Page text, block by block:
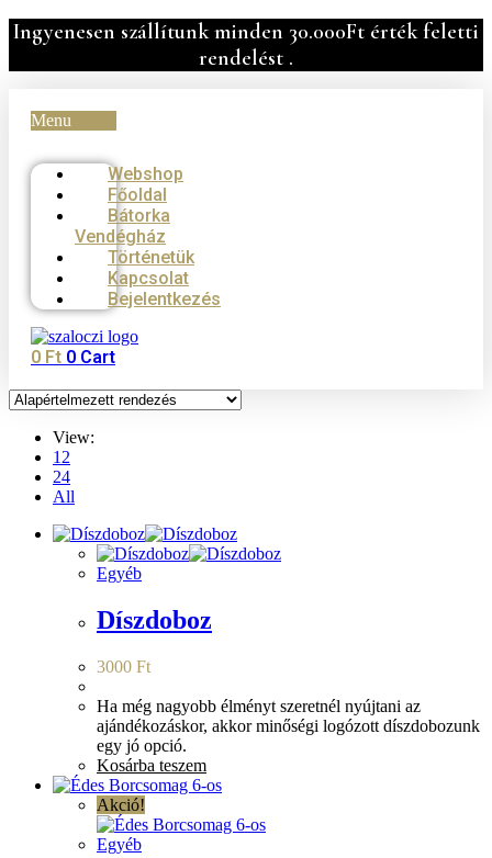
Skip
Ingyenesen szállítunk minden 30.000Ft érték feletti
rendelést .
Menu
Webshop
Főoldal
Bátorka
Vendégház
Történetük
Kapcsolat
Bejelentkezés
0 Ft 0 Cart
View:
12
24
All
Egyéb
Díszdoboz
3000 Ft
Ha még nagyobb élményt szeretnél nyújtani az
ajándékozáskor, akkor minőségi logózott díszdobozunk
egy jó opció.
Kosárba teszem
Akció!
Egyéb